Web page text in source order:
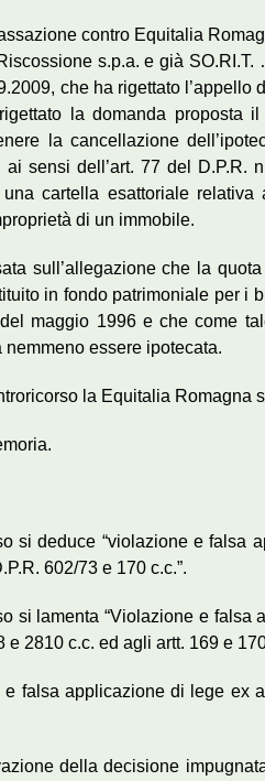
contro Equitalia
s.p.a. e già SO.RI.T.
che ha rigettato l’appello
la domanda proposta il
la cancellazione
ai sensi dell’art. 77 del
cartella esattoriale
di un immobile.
sull’allegazione che la
in fondo patrimoniale per i
maggio 1996 e che come
essere ipotecata.
la Equitalia Romagna
si deduce “violazione e falsa
602/73 e 170 c.c.”.
si lamenta “Violazione e falsa
2810 c.c. ed agli artt. 169 e 170
falsa applicazione di lege ex
della decisione